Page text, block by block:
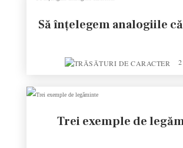
Să înțelegem analogiile
2
Trei exemple de